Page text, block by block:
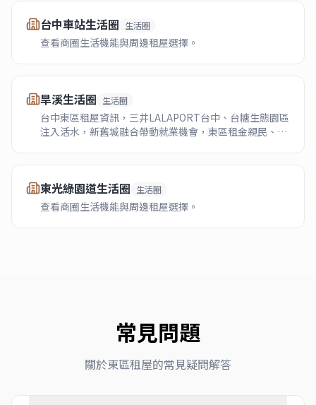
台中車站生活圈 生活圈
查看商圈生活機能與周邊租屋選擇。
旱溪生活圈 生活圈
台中東區租屋資訊，三井LALAPORT台中、台糖生態園區
注入活水，新舊城融合帶動就業機會，東區租金親民、生
東光綠園道生活圈 生活圈
查看商圈生活機能與周邊租屋選擇。
常見問題
關於東區租屋的常見疑問解答